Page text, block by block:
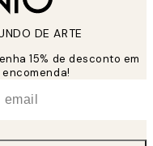
DE ARTE
15% de desconto em